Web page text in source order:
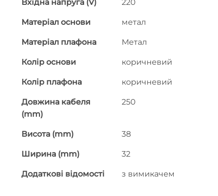
Вхідна напруга (V) 220
Матеріал основи метал
Матеріал плафона Метал
Колір основи коричневий
Колір плафона коричневий
Довжина кабеля
(mm)
250
Висота (mm) 38
Ширина (mm) 32
Додаткові відомості з вимикачем